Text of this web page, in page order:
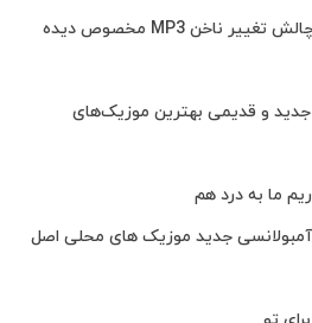
دانلود مجموعه آهنگ برای چالش تغییر ناخن MP3 مخصوص دیده
جدید و قدیمی بهترین موزیک‌های
ما به درد هم
جدید موزیک های محلی اصل